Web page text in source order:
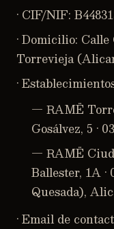
· CIF/NIF:
· Domicilio: Calle
Torrevieja
·
— RAMË
Gosálvez, 5 ·
— RAMË
Ballester, 1A ·
Quesada),
· Email de